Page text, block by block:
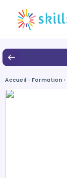
Accueil Formation